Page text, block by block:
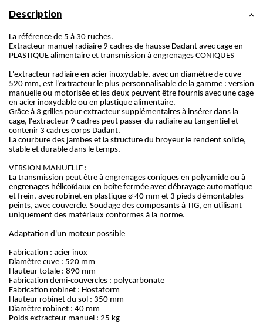
Description
La référence de 5 à 30 ruches.
Extracteur manuel radiaire 9 cadres de hausse Dadant avec cage en
PLASTIQUE alimentaire et transmission à engrenages CONIQUES
L'extracteur radiaire en acier inoxydable, avec un diamètre de cuve
520 mm, est l'extracteur le plus personnalisable de la gamme : version
manuelle ou motorisée et les deux peuvent être fournis avec une cage
en acier inoxydable ou en plastique alimentaire.
Grâce à 3 grilles pour extracteur supplémentaires à insérer dans la
cage, l'extracteur 9 cadres peut passer du radiaire au tangentiel et
contenir 3 cadres corps Dadant.
La courbure des jambes et la structure du broyeur le rendent solide,
stable et durable dans le temps.
VERSION MANUELLE :
La transmission peut être à engrenages coniques en polyamide ou à
engrenages hélicoïdaux en boîte fermée avec débrayage automatique
et frein, avec robinet en plastique ø 40 mm et 3 pieds démontables
peints, avec couvercle. Soudage des composants à TIG, en utilisant
uniquement des matériaux conformes à la norme.
Adaptation d'un moteur possible
Fabrication : acier inox
Diamètre cuve : 520 mm
Hauteur totale : 890 mm
Fabrication demi-couvercles : polycarbonate
Fabrication robinet : Hostaform
Hauteur robinet du sol : 350 mm
Diamètre robinet : 40 mm
Poids extracteur manuel : 25 kg